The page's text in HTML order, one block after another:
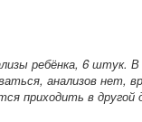
ребёнка, 6 штук.
анализов нет,
приходить в другой